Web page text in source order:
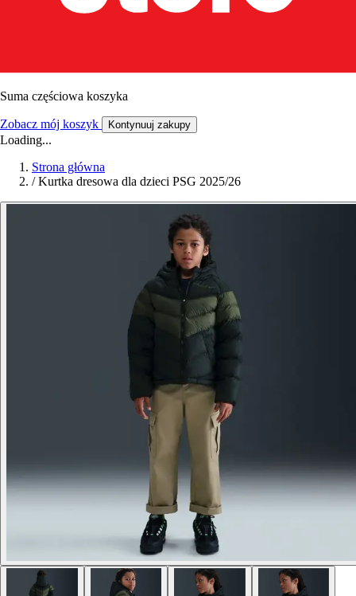
Suma częściowa koszyka
Zobacz mój koszyk Kontynuuj zakupy
Loading...
Strona główna
/ Kurtka dresowa dla dzieci PSG 2025/26